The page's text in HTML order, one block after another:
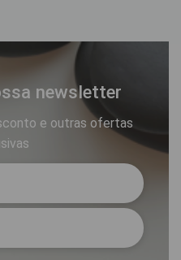
newsletter
e outras ofertas